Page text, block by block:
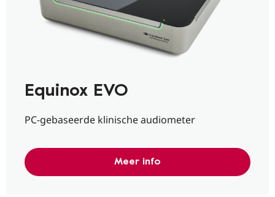
Equinox EVO
PC-gebaseerde klinische audiometer
Meer info